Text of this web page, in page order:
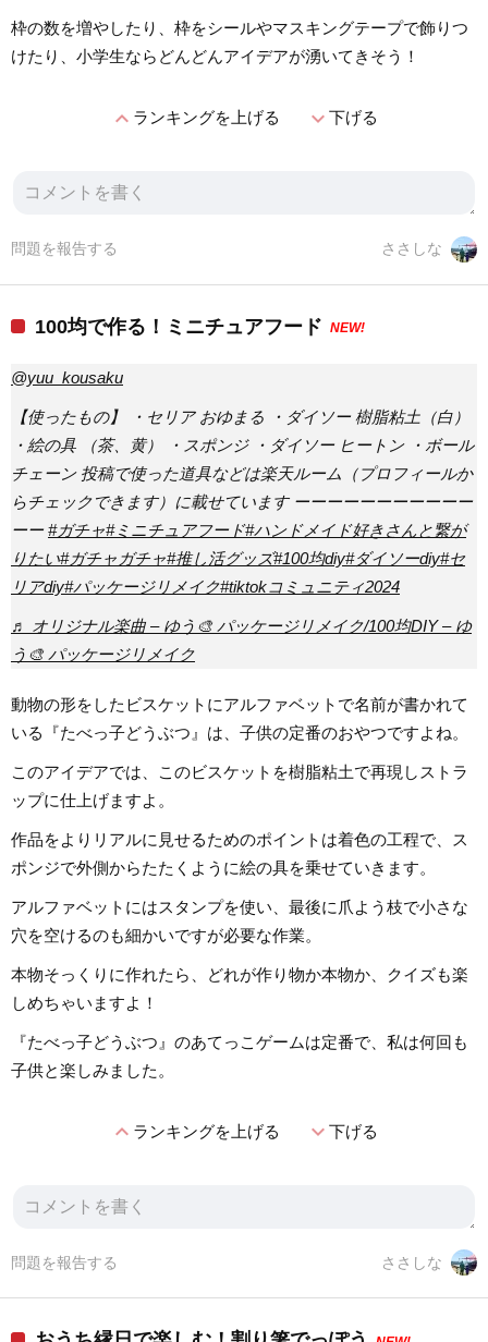
枠の数を増やしたり、枠をシールやマスキングテープで飾りつ
けたり、小学生ならどんどんアイデアが湧いてきそう！
expand_lessランキングを上げる expand_more下げる
ささしな
問題を報告する
100均で作る！ミニチュアフード NEW!
@yuu_kousaku
【使ったもの】 ・セリア おゆまる ・ダイソー 樹脂粘土（白）
・絵の具 （茶、黄） ・スポンジ ・ダイソー ヒートン ・ボール
チェーン 投稿で使った道具などは楽天ルーム（プロフィールか
らチェックできます）に載せています ーーーーーーーーーーー
ーー#ガチャ#ミニチュアフード#ハンドメイド好きさんと繋が
りたい#ガチャガチャ#推し活グッズ#100均diy#ダイソーdiy#セ
リアdiy#パッケージリメイク#tiktokコミュニティ2024
♬ オリジナル楽曲 – ゆう🎨 パッケージリメイク/100均DIY – ゆ
う🎨 パッケージリメイク
動物の形をしたビスケットにアルファベットで名前が書かれて
いる『たべっ子どうぶつ』は、子供の定番のおやつですよね。
このアイデアでは、このビスケットを樹脂粘土で再現しストラ
ップに仕上げますよ。
作品をよりリアルに見せるためのポイントは着色の工程で、ス
ポンジで外側からたたくように絵の具を乗せていきます。
アルファベットにはスタンプを使い、最後に爪よう枝で小さな
穴を空けるのも細かいですが必要な作業。
本物そっくりに作れたら、どれが作り物か本物か、クイズも楽
しめちゃいますよ！
『たべっ子どうぶつ』のあてっこゲームは定番で、私は何回も
子供と楽しみました。
expand_lessランキングを上げる expand_more下げる
ささしな
問題を報告する